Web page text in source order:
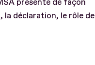
la déclaration, le rôle de